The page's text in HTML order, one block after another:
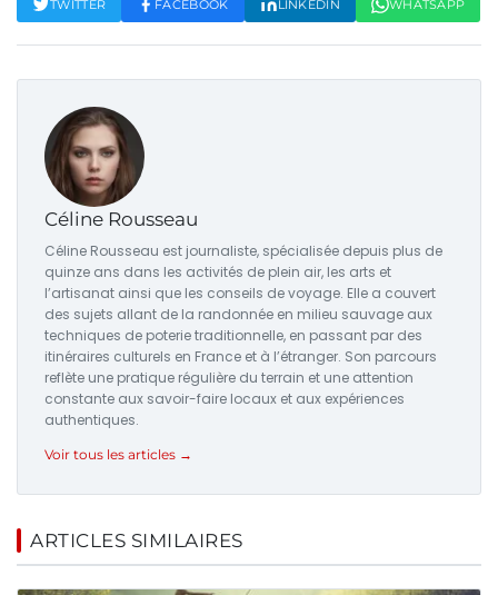
TWITTER FACEBOOK LINKEDIN WHATSAPP
Céline Rousseau
Céline Rousseau est journaliste, spécialisée depuis plus de
quinze ans dans les activités de plein air, les arts et
l’artisanat ainsi que les conseils de voyage. Elle a couvert
des sujets allant de la randonnée en milieu sauvage aux
techniques de poterie traditionnelle, en passant par des
itinéraires culturels en France et à l’étranger. Son parcours
reflète une pratique régulière du terrain et une attention
constante aux savoir-faire locaux et aux expériences
authentiques.
Voir tous les articles →
ARTICLES SIMILAIRES